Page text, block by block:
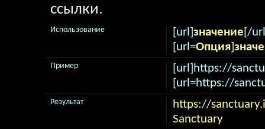
ссылки.
[url]значение[/
[url=Опция]
Использование
[url]https://
[url=https://
Пример
https://
Sanctuary
Результат